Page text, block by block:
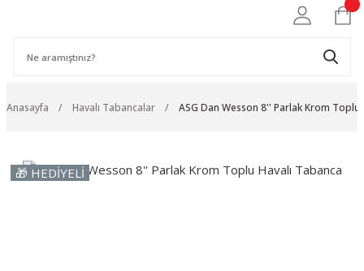
Anasayfa Havalı Tabancalar ASG Dan Wesson 8'' Parlak Krom Toplu
🎁 HEDİYELİ